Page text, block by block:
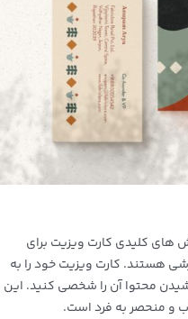
های کلیدی کارت ویزیت برای
هستند. کارت ویزیت خود را به
محتوا آن را شخصی کنید. این
و منحصر به فرد است.